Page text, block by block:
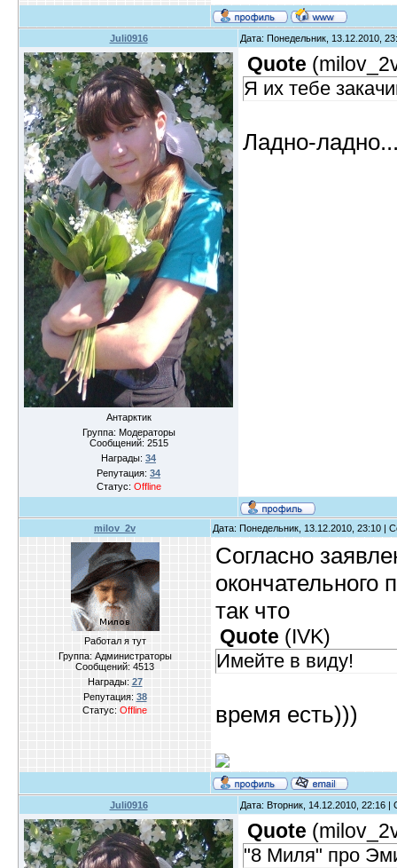
Juli0916 Дата: Понедельник, 13.12.2010,
Антарктик
Группа: Модераторы
Сообщений: 2515
Награды: 34
Репутация: 34
Статус: Offline
Quote (
Я их тебе
Ладно-
milov_2v Дата: Понедельник, 13.12.2010, 23:10 |
Работал я тут
Группа: Администраторы
Сообщений: 4513
Награды: 27
Репутация: 38
Статус: Offline
Согласно
окончательного
так что
Quote (IVK)
Имейте в виду!
время есть)))
Juli0916 Дата: Вторник, 14.12.2010, 22:16
Quote (
"8 Миля" про